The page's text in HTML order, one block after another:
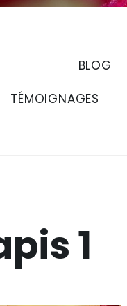
BLOG
TÉMOIGNAGES
1